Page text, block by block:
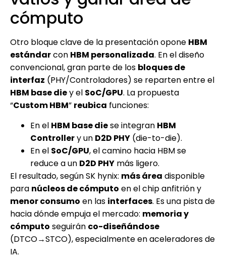
cómputo
Otro bloque clave de la presentación opone HBM
estándarcon HBM personalizada. En el diseño
convencional, gran parte de los bloques de
interfaz (PHY/Controladores) se reparten entre el
HBM base diey el SoC/GPU. La propuesta
“Custom HBM” reubica funciones:
En el HBM base diese integran HBM
Controllery un D2D PHY (die-to-die).
En el SoC/GPU, el camino hacia HBM se
reduce a un D2D PHY más ligero.
El resultado, según SK hynix: más área disponible
para núcleos de cómputo en el chip anfitrión y
menor consumo en las interfaces. Es una pista de
hacia dónde empuja el mercado: memoria y
cómputo seguirán co-diseñándose
(DTCO→STCO), especialmente en aceleradores de
IA.